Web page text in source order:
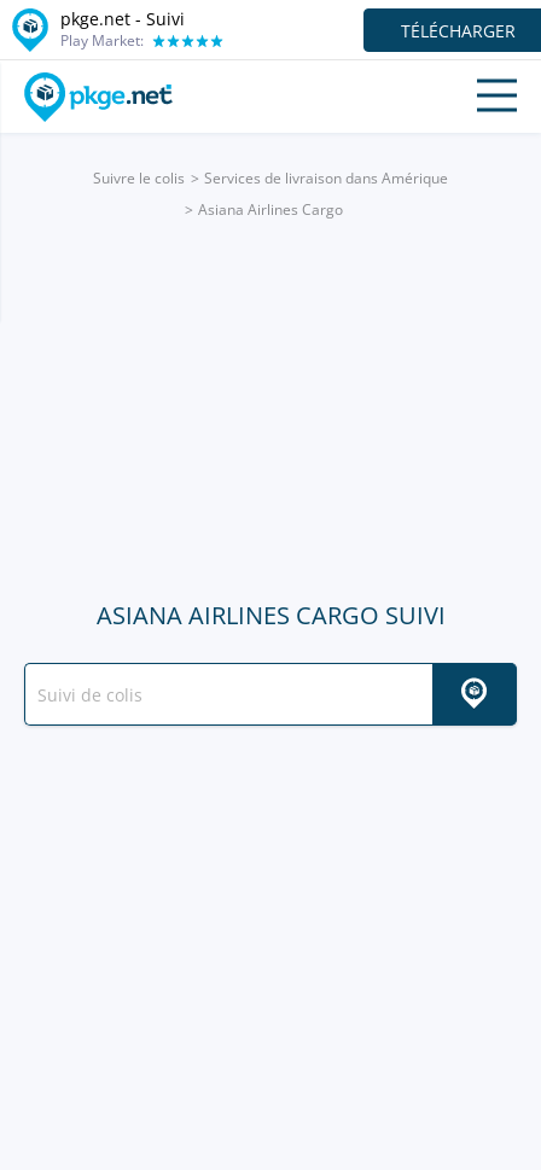
pkge.net - Suivi
Play Market: TÉLÉCHARGER
Suivre le colis
Services de livraison dans Amérique
Asiana Airlines Cargo
ASIANA AIRLINES CARGO SUIVI